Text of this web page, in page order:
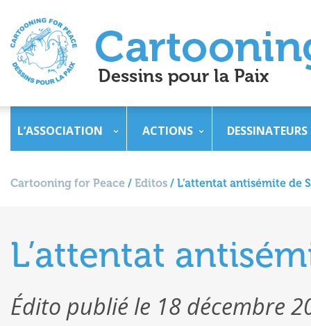
L’ASSOCIATION ACTIONS DESSINATEURS
Cartooning for Peace / Editos / L’attentat antisémite de
L’attentat
Édito publié le 18 décembre